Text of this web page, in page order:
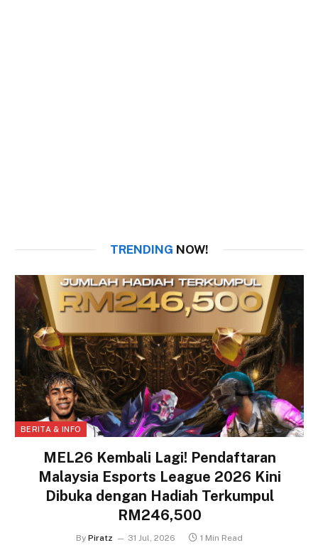
TRENDING NOW!
BERITA & INFO
MEL26 Kembali Lagi! Pendaftaran
Malaysia Esports League 2026 Kini
Dibuka dengan Hadiah Terkumpul
RM246,500
By Piratz 31 Jul, 2026 1 Min Read